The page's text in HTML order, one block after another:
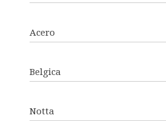
Acero
Belgica
Notta